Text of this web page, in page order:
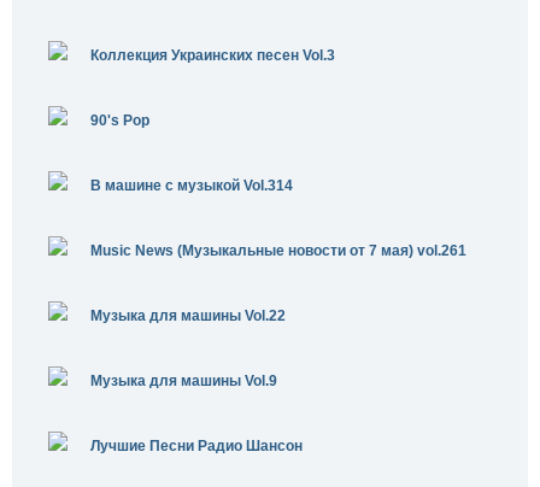
Коллекция Украинских песен Vol.3
90's Pop
В машине с музыкой Vol.314
Music News (Музыкальные новости от 7 мая) vol.261
Музыка для машины Vol.22
Музыка для машины Vol.9
Лучшие Песни Радио Шансон